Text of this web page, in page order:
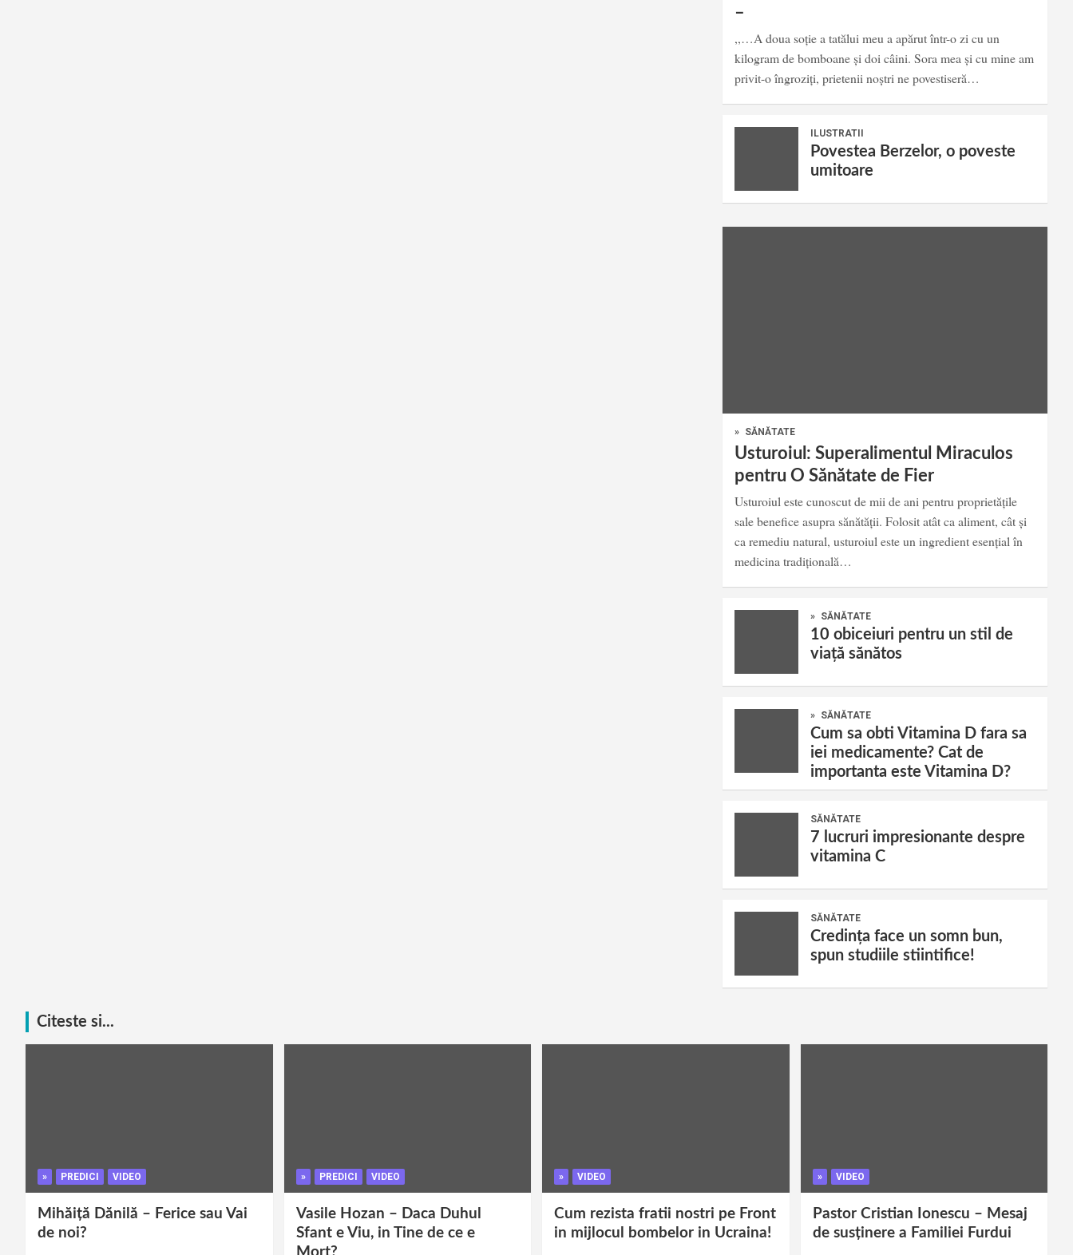
–
,,…A doua soție a tatălui meu a apărut într-o zi cu un
kilogram de bomboane și doi câini. Sora mea și cu mine am
privit-o îngroziți, prietenii noștri ne povestiseră…
ILUSTRATII
Povestea Berzelor, o poveste
umitoare
» SĂNĂTATE
Usturoiul: Superalimentul Miraculos
pentru O Sănătate de Fier
Usturoiul este cunoscut de mii de ani pentru proprietățile
sale benefice asupra sănătății. Folosit atât ca aliment, cât și
ca remediu natural, usturoiul este un ingredient esențial în
medicina tradițională…
» SĂNĂTATE
10 obiceiuri pentru un stil de
viață sănătos
» SĂNĂTATE
Cum sa obti Vitamina D fara sa
iei medicamente? Cat de
importanta este Vitamina D?
SĂNĂTATE
7 lucruri impresionante despre
vitamina C
SĂNĂTATE
Credința face un somn bun,
spun studiile stiintifice!
Citeste si...
» PREDICI VIDEO
Mihăiță Dănilă – Ferice sau Vai
de noi?
» PREDICI VIDEO
Vasile Hozan – Daca Duhul
Sfant e Viu, in Tine de ce e
Mort?
» VIDEO
Cum rezista fratii nostri pe Front
in mijlocul bombelor in Ucraina!
» VIDEO
Pastor Cristian Ionescu – Mesaj
de susținere a Familiei Furdui